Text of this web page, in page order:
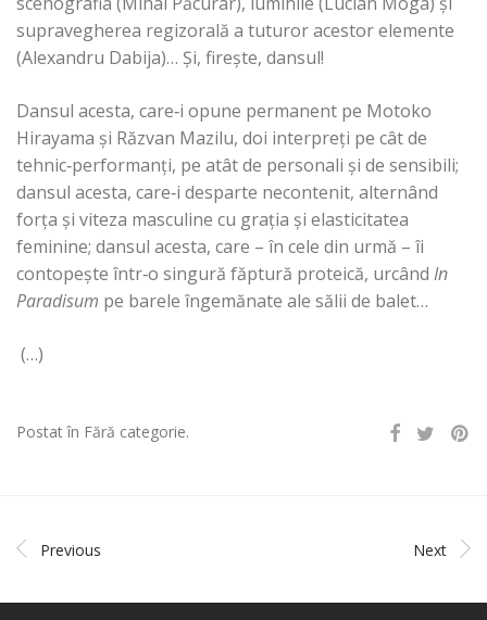
supravegherea regizorală a tuturor acestor elemente
(Alexandru Dabija)… Şi, fireşte, dansul!
Dansul acesta, care‑i opune permanent pe Motoko
Hirayama şi Răzvan Mazilu, doi interpreţi pe cât de
tehnic‑performanţi, pe atât de personali şi de sensibili;
dansul acesta, care‑i desparte necontenit, alternând
forţa şi viteza masculine cu graţia şi elasticitatea
feminine; dansul acesta, care – în cele din urmă – îi
contopeşte într‑o singură făptură proteică, urcând In
Paradisum pe barele îngemănate ale sălii de balet…
(…)
Postat în Fără categorie.
Previous Next